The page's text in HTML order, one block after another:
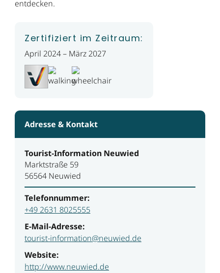
entdecken.
Zertifiziert im Zeitraum:
April 2024 – März 2027
Adresse & Kontakt
Tourist-Information Neuwied
Marktstraße 59
56564 Neuwied
Telefonnummer:
+49 2631 8025555
E-Mail-Adresse:
tourist-information@neuwied.de
Website:
http://www.neuwied.de